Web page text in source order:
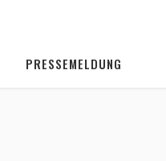
PRESSEMELDUNG